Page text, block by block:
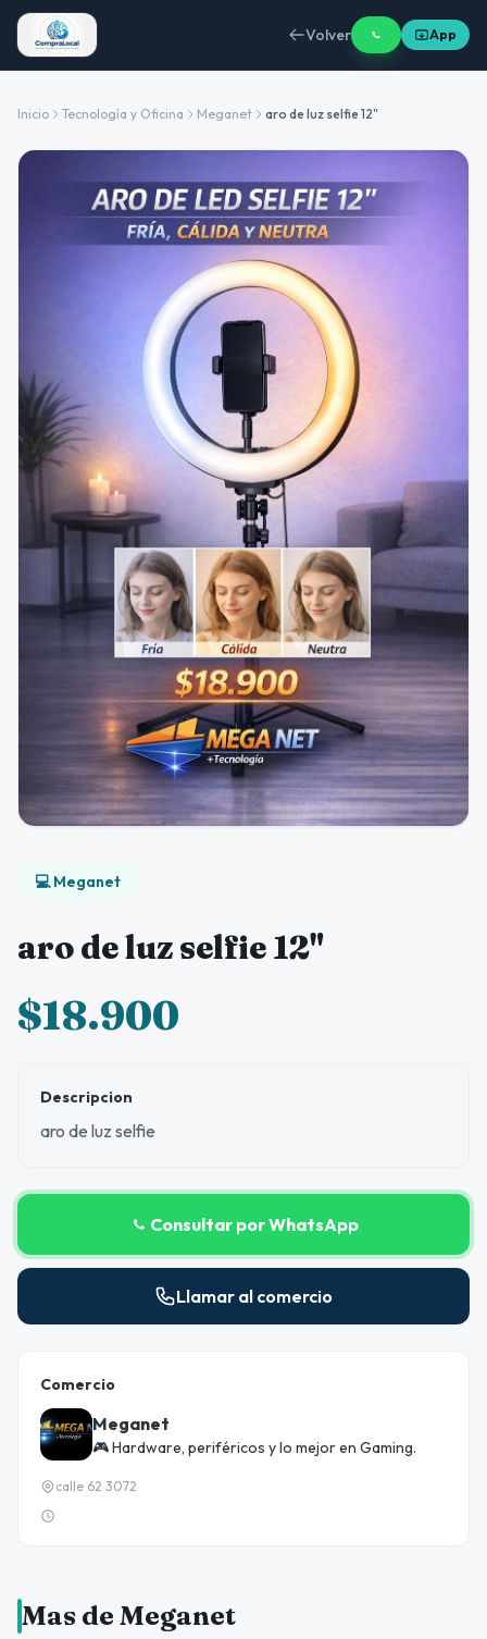
Volver App
Inicio Tecnología y Oficina Meganet aro de luz selfie 12"
💻 Meganet
aro de luz selfie 12"
$18.900
Descripcion
aro de luz selfie
Consultar por WhatsApp
Llamar al comercio
Comercio
Meganet
🎮 Hardware, periféricos y lo mejor en Gaming.
calle 62 3072
Mas de Meganet